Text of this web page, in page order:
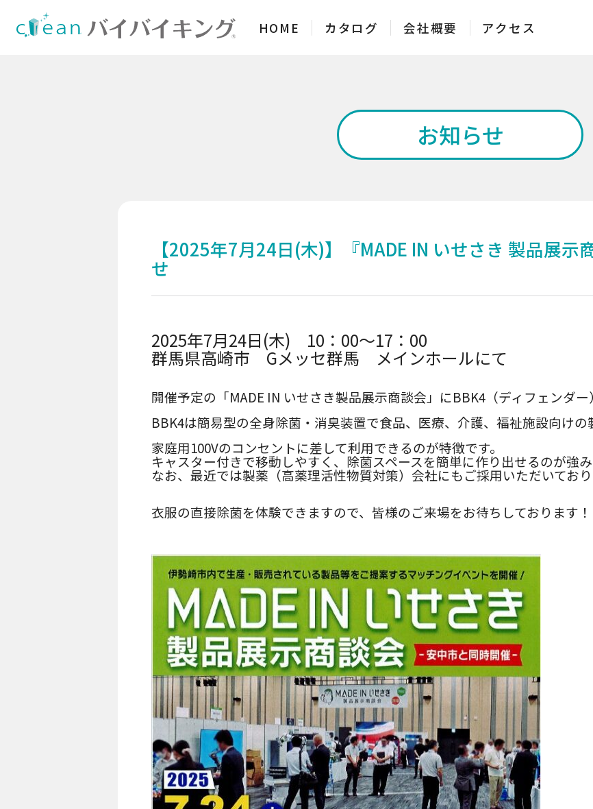
厳しい衛生管理が求められる環境に適したモデル
風除室などに適したモデル
人が集まるイベントなどに適したモデル
HOME カタログ 会社概要 アクセス
お知らせ
【2025年7月24日(木)】『MADE IN いせさき 製品展示
せ
2025年7月24日(木) 10：00～17：00
群馬県高崎市 Gメッセ群馬 メインホールにて
開催予定の「MADE IN いせさき製品展示商談会」にBBK4（ディフェンダー
BBK4は簡易型の全身除菌・消臭装置で食品、医療、介護、福祉施設向けの
家庭用100Vのコンセントに差して利用できるのが特徴です。
キャスター付きで移動しやすく、除菌スペースを簡単に作り出せるのが強み
なお、最近では製薬（高薬理活性物質対策）会社にもご採用いただいており
衣服の直接除菌を体験できますので、皆様のご来場をお待ちしております！